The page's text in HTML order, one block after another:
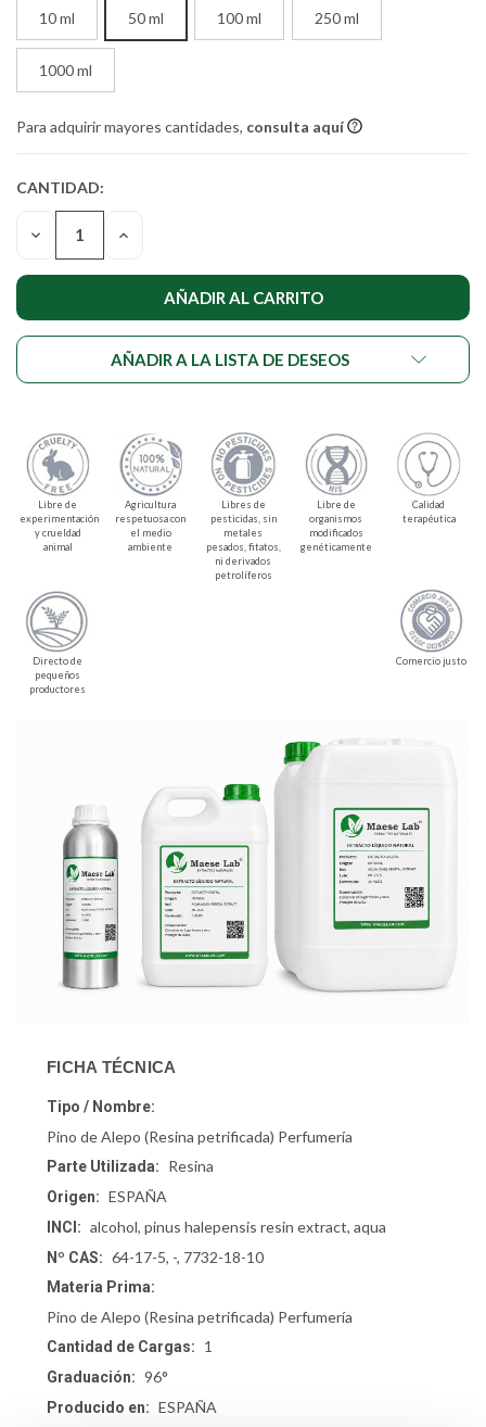
10 ml 50 ml 100 ml 250 ml
1000 ml
Para adquirir mayores cantidades, consulta aquí
CANTIDAD
ACTUAL DE
EXISTENCIAS:
CANTIDAD:
DISMINUIR
CANTIDAD
DE
AUMENTAR
DE
UNDEFINED
AÑADIR A LA LISTA DE DESEOS
Libre de
experimentación
y crueldad
animal
Agricultura
respetuosa con
el medio
ambiente
Libres de
pesticidas, sin
metales
pesados, fitatos,
ni derivados
petrolíferos
Libre de
organismos
modificados
genéticamente
Calidad
terapéutica
Directo de
pequeños
productores
Comercio justo
FICHA TÉCNICA
Tipo / Nombre:
Pino de Alepo (Resina petrificada) Perfumería
Parte Utilizada: Resina
Origen: ESPAÑA
INCI: alcohol, pinus halepensis resin extract, aqua
Nº CAS: 64-17-5, -, 7732-18-10
Materia Prima:
Pino de Alepo (Resina petrificada) Perfumería
Cantidad de Cargas: 1
Graduación: 96°
Producido en: ESPAÑA